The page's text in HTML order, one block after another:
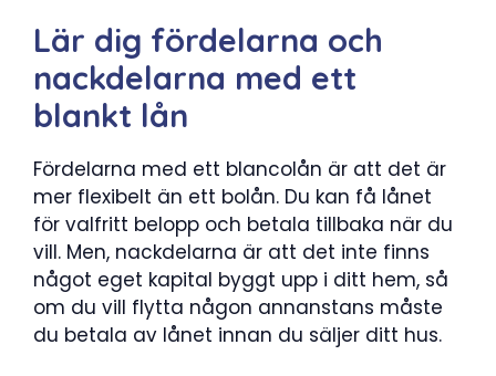
Lär dig fördelarna och
nackdelarna med ett
blankt lån
Fördelarna med ett blancolån är att det är
mer flexibelt än ett bolån. Du kan få lånet
för valfritt belopp och betala tillbaka när du
vill. Men, nackdelarna är att det inte finns
något eget kapital byggt upp i ditt hem, så
om du vill flytta någon annanstans måste
du betala av lånet innan du säljer ditt hus.